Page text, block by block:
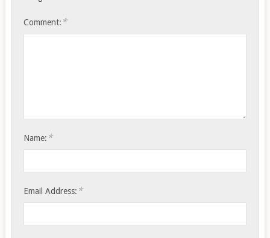
Comment: *
Name: *
Email Address: *